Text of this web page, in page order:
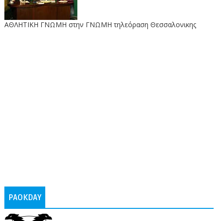
ΑΘΛΗΤΙΚΗ ΓΝΩΜΗ στην ΓΝΩΜΗ τηλεόραση Θεσσαλονικης
PAOKDAY